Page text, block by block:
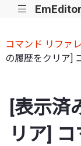
|||
コマンド リファ
の履歴をクリア]
[表示済
リア]